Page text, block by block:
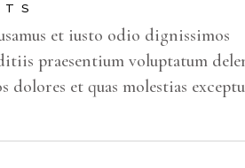
et iusto odio dignissimos
praesentium voluptatum
dolores et quas molestias